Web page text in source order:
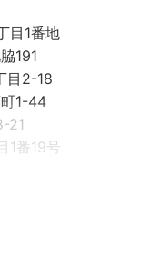
建設・改修ニーズ
提案
た新たなネットワ
バーへ正しくつな
目1番地
191
目2-18
1-44
21
1番19号